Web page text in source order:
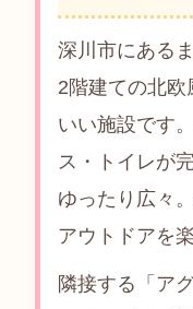
深川市にある
2階建ての北
いい施設です
ス・トイレが
ゆったり広々
アウトドアを
隣接する「ア